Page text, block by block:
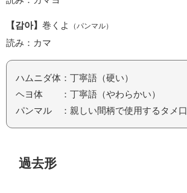
【감아】 巻くよ （パンマル）
読み：カマ
ハムニダ体：丁寧語（硬い）
ヘヨ体 ：丁寧語（やわらかい）
パンマル ：親しい間柄で使用するタメ口
過去形